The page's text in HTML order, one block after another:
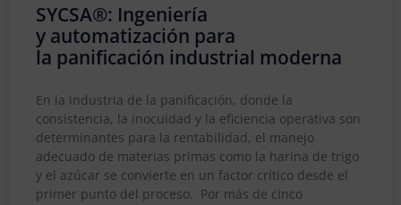
SYCSA®: Ingeniería
y automatización para
la panificación industrial moderna
En la industria de la panificación, donde la
consistencia, la inocuidad y la eficiencia operativa son
determinantes para la rentabilidad, el manejo
adecuado de materias primas como la harina de trigo
y el azúcar se convierte en un factor crítico desde el
primer punto del proceso. Por más de cinco